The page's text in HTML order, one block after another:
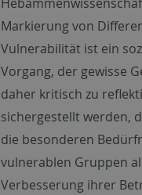
Markierung von
Vulnerabilität ist ein
Vorgang, der gewisse
daher kritisch zu
sichergestellt werden,
die besonderen
vulnerablen Gruppen
Verbesserung ihrer